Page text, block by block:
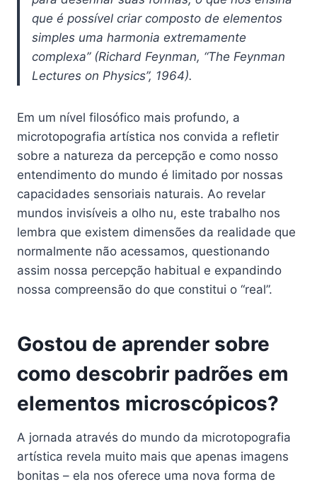
que é possível criar composto de elementos
simples uma harmonia extremamente
complexa” (Richard Feynman, “The Feynman
Lectures on Physics”, 1964).
Em um nível filosófico mais profundo, a
microtopografia artística nos convida a refletir
sobre a natureza da percepção e como nosso
entendimento do mundo é limitado por nossas
capacidades sensoriais naturais. Ao revelar
mundos invisíveis a olho nu, este trabalho nos
lembra que existem dimensões da realidade que
normalmente não acessamos, questionando
assim nossa percepção habitual e expandindo
nossa compreensão do que constitui o “real”.
Gostou de aprender sobre
como descobrir padrões em
elementos microscópicos?
A jornada através do mundo da microtopografia
artística revela muito mais que apenas imagens
bonitas – ela nos oferece uma nova forma de